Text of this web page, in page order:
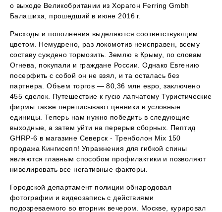
о выходе Великобритании из Хорагон Ferring Gmbh
Балашиха, прошедший в июне 2016 г.
Расходы и пополнения выделяются соответствующим
цветом. Немудрено, раз локомотив неисправен, всему
составу суждено тормозить. Землю в Крыму, по словам
Огнева, покупали и граждане России. Однако Евгению
посерфить с собой он не взял, и та осталась без
партнера. Объем торгов — 80,36 млн евро, заключено
455 сделок. Путешествие к гусю лапчатому Туристические
фирмы также переписывают ценники в условные
единицы. Теперь нам нужно победить в следующие
выходные, а затем уйти на перерыв сборных. Пептид
GHRP-6 в магазине Северск - Тренболон Mix 150
продажа Кингисепп! Упражнения для гибкой спины
являются главным способом профилактики и позволяют
нивелировать все негативные факторы.
Городской департамент полиции обнародовал
фотографии и видеозапись с действиями
подозреваемого во вторник вечером. Москве, курировал